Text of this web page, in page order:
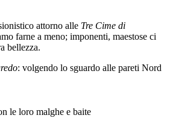
attorno alle Tre Cime di
farne a meno; imponenti, maestose ci
bellezza.
: volgendo lo sguardo alle pareti Nord
le loro malghe e baite